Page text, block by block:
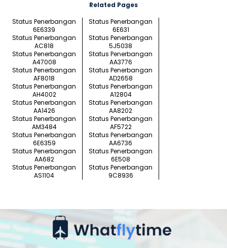
Related Pages
Status Penerbangan
6E6339
Status Penerbangan
6E631
Status Penerbangan
AC818
Status Penerbangan
5J5038
Status Penerbangan
A47008
Status Penerbangan
AA3776
Status Penerbangan
AF8018
Status Penerbangan
AD2658
Status Penerbangan
AH4002
Status Penerbangan
A12804
Status Penerbangan
AA1426
Status Penerbangan
AA8202
Status Penerbangan
AM3484
Status Penerbangan
AF5722
Status Penerbangan
6E6359
Status Penerbangan
AA6736
Status Penerbangan
AA682
Status Penerbangan
6E508
Status Penerbangan
AS1104
Status Penerbangan
9C8936